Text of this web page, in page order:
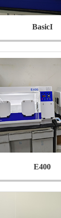
BasicI
E400